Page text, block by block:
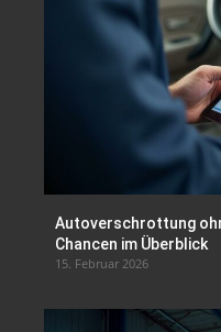
Autoverschrottung
Chancen im Überblick
15. Februar 2026